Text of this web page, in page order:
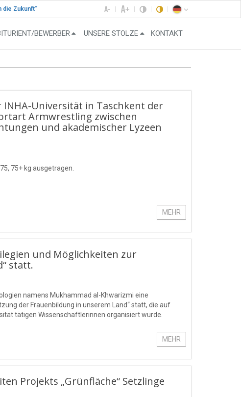
die Zukunft“
BEWERBER UNSERE STOLZE KONTAKT
INHA-Universität in Taschkent der
Armwrestling zwischen
und akademischer Lyzeen
75+ kg ausgetragen.
MEHR
und Möglichkeiten zur
statt.
namens Mukhammad al-Khwarizmi eine
der Frauenbildung in unserem Land“ statt, die auf
tätigen Wissenschaftlerinnen organisiert wurde.
MEHR
Projekts „Grünfläche“ Setzlinge